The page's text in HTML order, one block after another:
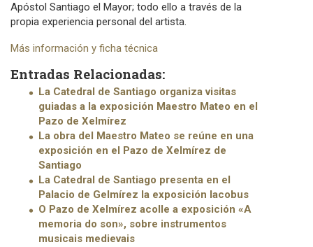
Apóstol Santiago el Mayor; todo ello a través de la
propia experiencia personal del artista.
Más información y ficha técnica
Entradas Relacionadas:
La Catedral de Santiago organiza visitas
guiadas a la exposición Maestro Mateo en el
Pazo de Xelmírez
La obra del Maestro Mateo se reúne en una
exposición en el Pazo de Xelmírez de
Santiago
La Catedral de Santiago presenta en el
Palacio de Gelmírez la exposición Iacobus
O Pazo de Xelmírez acolle a exposición «A
memoria do son», sobre instrumentos
musicais medievais